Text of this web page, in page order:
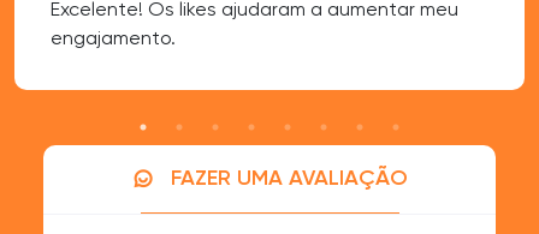
Excelente! Os likes ajudaram a aumentar meu
engajamento.
FAZER UMA AVALIAÇÃO